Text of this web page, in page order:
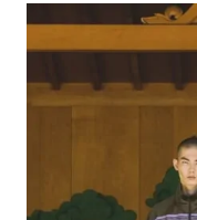
#NEW VINTAGE
#GH 銘品の所以
#LIFESTYLE